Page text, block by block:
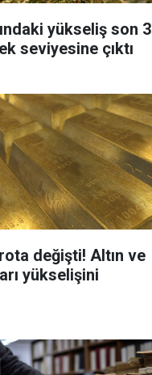
yükseliş son 3
seviyesine çıktı
değişti! Altın ve
yükselişini